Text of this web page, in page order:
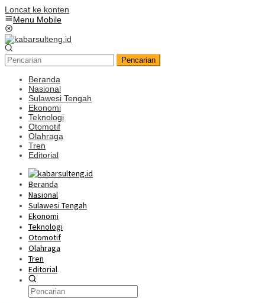
Loncat ke konten
Menu Mobile
Pencarian
Beranda
Nasional
Sulawesi Tengah
Ekonomi
Teknologi
Otomotif
Olahraga
Tren
Editorial
Beranda
Nasional
Sulawesi Tengah
Ekonomi
Teknologi
Otomotif
Olahraga
Tren
Editorial